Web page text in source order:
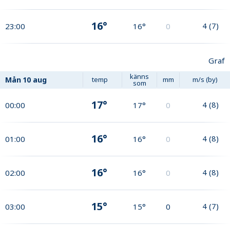
23:00 16° 16° 0 4 (7)
Graf
Mån 10 aug temp känns
som mm m/s (by)
00:00 17° 17° 0 4 (8)
01:00 16° 16° 0 4 (8)
02:00 16° 16° 0 4 (8)
03:00 15° 15° 0 4 (7)